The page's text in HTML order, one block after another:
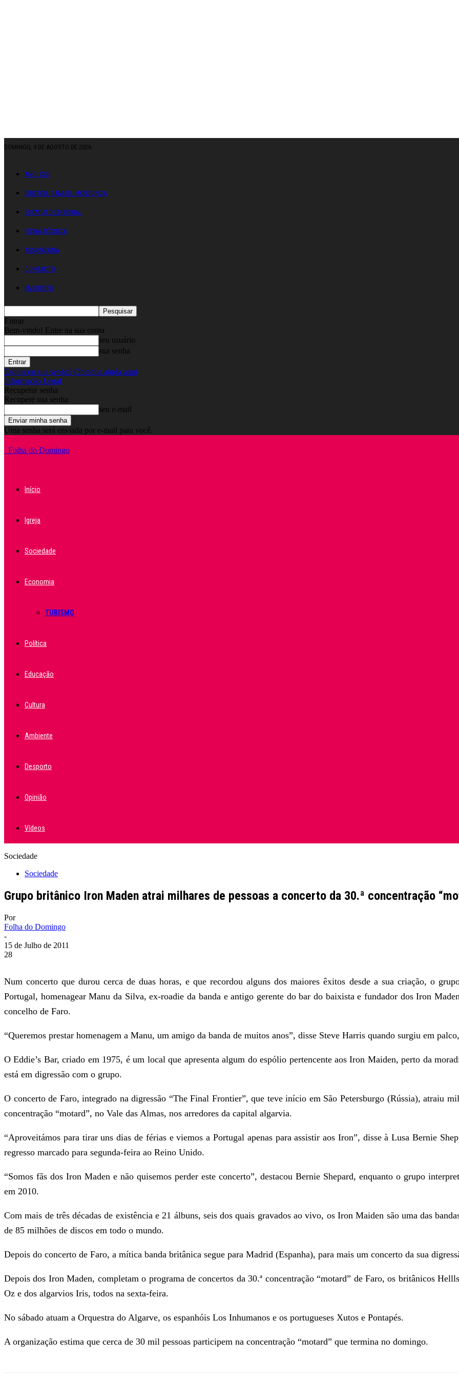
DOMINGO, 9 DE AGOSTO DE 2026
ANO: CXII
DIRETOR: SAMUEL MENDONÇA
ESTATUTO EDITORIAL
FICHA TÉCNICA
ASSINATURA
CONTACTO
EM DIRETO
Entrar
Bem-vindo! Entre na sua conta
seu usuário
sua senha
Esqueceu sua senha? Obtenha ajuda aqui
Informação Legal
Recuperar senha
Recupere sua senha
seu e-mail
Uma senha será enviada por e-mail para você.
Folha do Domingo
Início
Igreja
Sociedade
Economia
TURISMO
Política
Educação
Cultura
Ambiente
Desporto
Opinião
Vídeos
Sociedade
Sociedade
Grupo britânico Iron Maden atrai milhares de pessoas a concerto da 30.ª concentração
Por
Folha do Domingo
-
15 de Julho de 2011
28
Num concerto que durou cerca de duas horas, e que recordou alguns dos maiores êxitos desde a sua criação, o
Portugal, homenagear Manu da Silva, ex-roadie da banda e antigo gerente do bar do baixista e fundador dos Iron
concelho de Faro.
“Queremos prestar homenagem a Manu, um amigo da banda de muitos anos”, disse Steve Harris quando surgiu em
O Eddie’s Bar, criado em 1975, é um local que apresenta algum do espólio pertencente aos Iron Maiden, perto da
está em digressão com o grupo.
O concerto de Faro, integrado na digressão “The Final Frontier”, que teve início em São Petersburgo (Rússia), atraiu
concentração “motard”, no Vale das Almas, nos arredores da capital algarvia.
“Aproveitámos para tirar uns dias de férias e viemos a Portugal apenas para assistir aos Iron”, disse à Lusa Bernie
regresso marcado para segunda-feira ao Reino Unido.
“Somos fãs dos Iron Maden e não quisemos perder este concerto”, destacou Bernie Shepard, enquanto o grupo
em 2010.
Com mais de três décadas de existência e 21 álbuns, seis dos quais gravados ao vivo, os Iron Maiden são uma das
de 85 milhões de discos em todo o mundo.
Depois do concerto de Faro, a mítica banda britânica segue para Madrid (Espanha), para mais um concerto da sua
Depois dos Iron Maden, completam o programa de concertos da 30.ª concentração “motard” de Faro, os britânicos
Oz e dos algarvios Iris, todos na sexta-feira.
No sábado atuam a Orquestra do Algarve, os espanhóis Los Inhumanos e os portugueses Xutos e Pontapés.
A organização estima que cerca de 30 mil pessoas participem na concentração “motard” que termina no domingo.